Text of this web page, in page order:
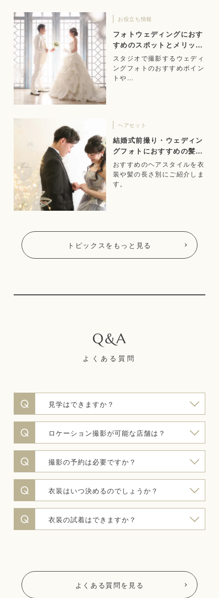
お役立ち情報
フォトウェディングにおす
すめのスポットとメリット
をご紹介！
スタジオで撮影するウェディ
ングフォトのおすすめポイン
トや…
ヘアセット
結婚式前撮り・ウェディン
グフォトにおすすめの髪
型！
おすすめのヘアスタイルを衣
装や髪の長さ別にご紹介しま
す。
トピックスをもっと見る
よくある質問
見学はできますか？
ロケーション撮影が可能な店舗は？
撮影の予約は必要ですか？
衣装はいつ決めるのでしょうか？
衣装の試着はできますか？
よくある質問を見る